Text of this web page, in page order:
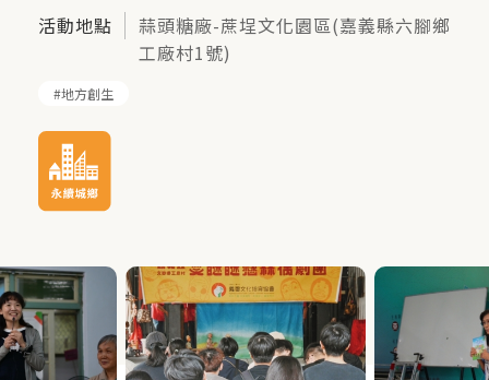
活動地點
蒜頭糖廠-蔗埕文化園區(嘉義縣六腳鄉
工廠村1號)
地方創生